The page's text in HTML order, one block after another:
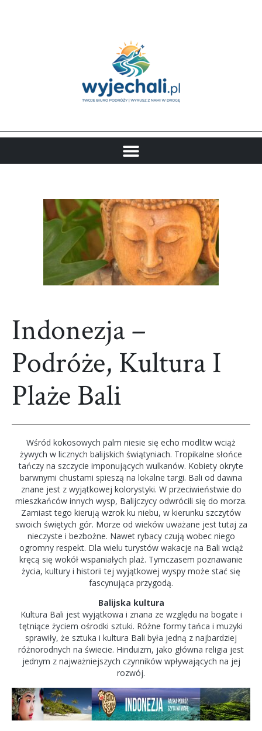
Indonezja –
Podróże, Kultura I
Plaże Bali
Wśród kokosowych palm niesie się echo modlitw wciąż
żywych w licznych balijskich świątyniach. Tropikalne słońce
tańczy na szczycie imponujących wulkanów. Kobiety okryte
barwnymi chustami spieszą na lokalne targi. Bali od dawna
znane jest z wyjątkowej kolorystyki. W przeciwieństwie do
mieszkańców innych wysp, Balijczycy odwrócili się do morza.
Zamiast tego kierują wzrok ku niebu, w kierunku szczytów
swoich świętych gór. Morze od wieków uważane jest tutaj za
nieczyste i bezbożne. Nawet rybacy czują wobec niego
ogromny respekt. Dla wielu turystów wakacje na Bali wciąż
kręcą się wokół wspaniałych plaż. Tymczasem poznawanie
życia, kultury i historii tej wyjątkowej wyspy może stać się
fascynująca przygodą.
Balijska kultura
Kultura Bali jest wyjątkowa i znana ze względu na bogate i
tętniące życiem ośrodki sztuki. Różne formy tańca i muzyki
sprawiły, że sztuka i kultura Bali była jedną z najbardziej
różnorodnych na świecie. Hinduizm, jako główna religia jest
jednym z najważniejszych czynników wpływających na jej
rozwój.